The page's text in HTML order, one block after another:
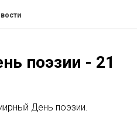
поэзии - 21
День поэзии.